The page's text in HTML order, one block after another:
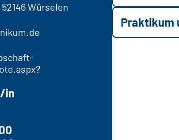
Würselen
in
Praktikum